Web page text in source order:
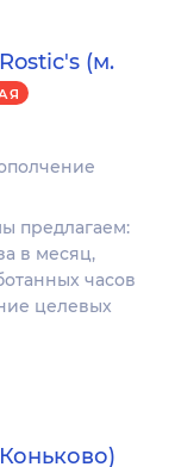
(м.
предлагаем:
в месяц,
часов
целевых